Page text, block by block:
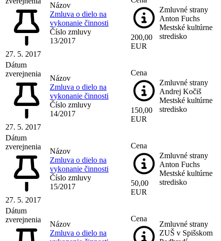
27. 5. 2017
Názov
Zmluva o dielo na
vykonanie činnosti
Číslo zmluvy
13/2017
200,00
EUR
Zmluvné strany
Anton Fuchs
Mestské kultúrne
stredisko
Dátum
zverejnenia
27. 5. 2017
Názov
Zmluva o dielo na
vykonanie činnosti
Číslo zmluvy
14/2017
Cena
150,00
EUR
Zmluvné strany
Andrej Kočiš
Mestské kultúrne
stredisko
Dátum
zverejnenia
27. 5. 2017
Názov
Zmluva o dielo na
vykonanie činnosti
Číslo zmluvy
15/2017
Cena
50,00
EUR
Zmluvné strany
Anton Fuchs
Mestské kultúrne
stredisko
Dátum
zverejnenia
Názov
Zmluva o dielo na
Cena
Zmluvné strany
ZUŠ v Spišskom